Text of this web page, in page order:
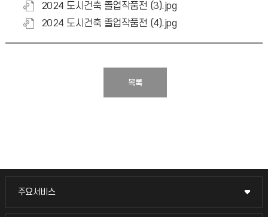
2024 도시건축 졸업작품전 (3).jpg
2024 도시건축 졸업작품전 (4).jpg
목록
주요서비스
주요서비스